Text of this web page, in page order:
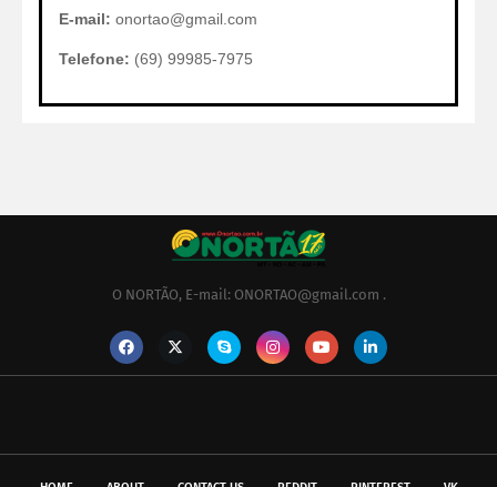
E-mail: onortao@gmail.com
Telefone: (69) 99985-7975
O NORTÃO, E-mail: ONORTAO@gmail.com .